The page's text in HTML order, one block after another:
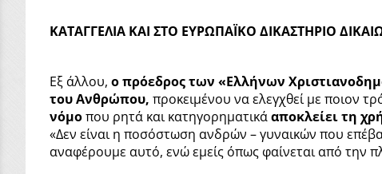
ΚΑΤΑΓΓΕΛΙΑ ΚΑΙ ΣΤΟ ΕΥΡΩΠΑΪΚΟ ΔΙΚΑΣΤΗΡΙΟ
Εξ άλλου, ο πρόεδρος των «Ελλήνων
του Ανθρώπου, προκειμένου να ελεγχθεί με ποιον
νόμοπου ρητά και κατηγορηματικάαποκλείει τη
«Δεν είναι η ποσόστωση ανδρών – γυναικών που
αναφέρουμε αυτό, ενώ εμείς όπως φαίνεται από την